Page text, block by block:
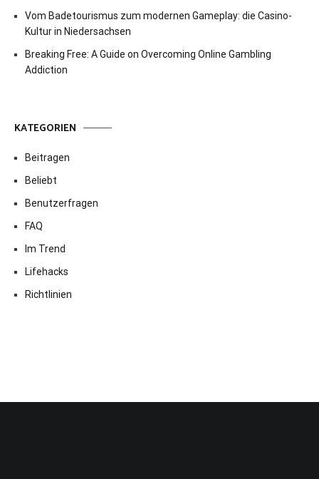
Vom Badetourismus zum modernen Gameplay: die Casino-
Kultur in Niedersachsen
Breaking Free: A Guide on Overcoming Online Gambling
Addiction
KATEGORIEN
Beitragen
Beliebt
Benutzerfragen
FAQ
Im Trend
Lifehacks
Richtlinien